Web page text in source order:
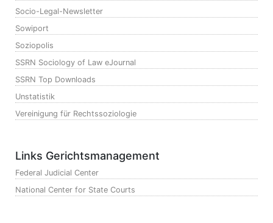
Socio-Legal-Newsletter
Sowiport
Soziopolis
SSRN Sociology of Law eJournal
SSRN Top Downloads
Unstatistik
Vereinigung für Rechtssoziologie
Links Gerichtsmanagement
Federal Judicial Center
National Center for State Courts